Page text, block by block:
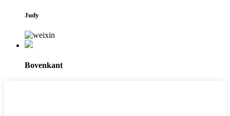
Judy
Bovenkant